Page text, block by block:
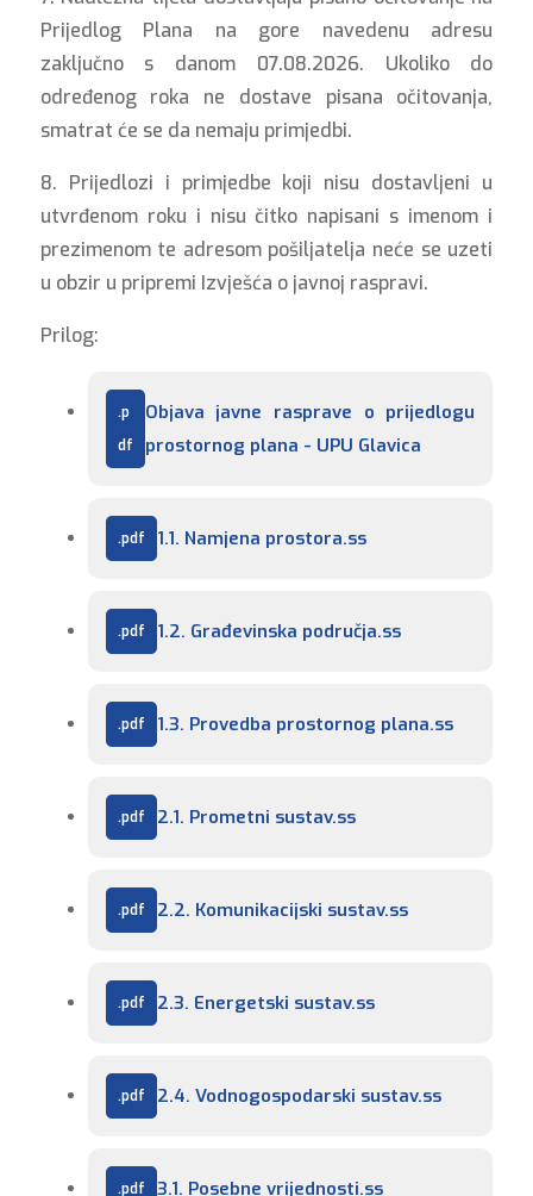
Prijedlog Plana na gore navedenu adresu
zaključno s danom 07.08.2026. Ukoliko do
određenog roka ne dostave pisana očitovanja,
smatrat će se da nemaju primjedbi.
8. Prijedlozi i primjedbe koji nisu dostavljeni u
utvrđenom roku i nisu čitko napisani s imenom i
prezimenom te adresom pošiljatelja neće se uzeti
u obzir u pripremi Izvješća o javnoj raspravi.
Prilog:
Objava javne rasprave o prijedlogu
prostornog plana - UPU Glavica
1.1. Namjena prostora.ss
1.2. Građevinska područja.ss
1.3. Provedba prostornog plana.ss
2.1. Prometni sustav.ss
2.2. Komunikacijski sustav.ss
2.3. Energetski sustav.ss
2.4. Vodnogospodarski sustav.ss
3.1. Posebne vrijednosti.ss